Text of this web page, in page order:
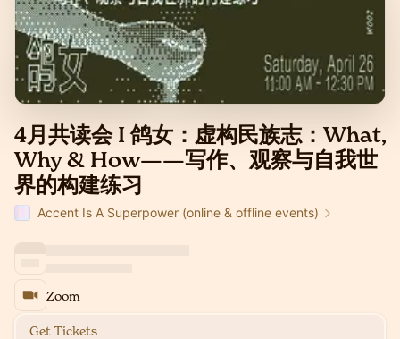
4月共读会 I 鸽女：虚构民族志：What,
Why & How——写作、观察与自我世
界的构建练习
Accent Is A Superpower (online & offline events)
Zoom
Get Tickets